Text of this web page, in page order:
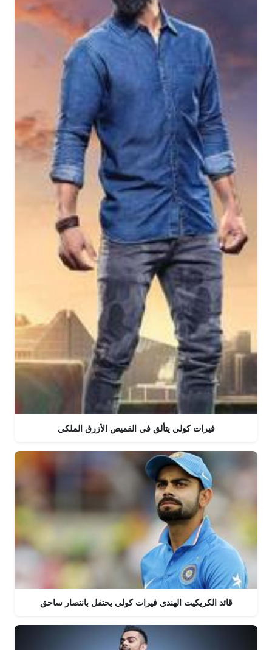
فيرات كولي يتألق في القميص الأزرق الملكي
قائد الكريكيت الهندي فيرات كولي يحتفل بانتصار ساحق